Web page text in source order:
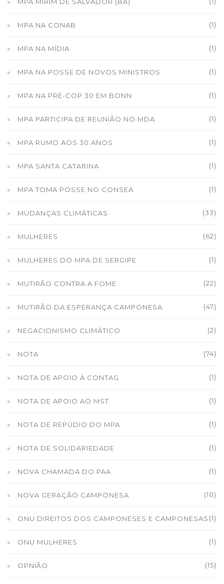
MPA NA CONAB (1)
MPA NA MÍDIA (1)
MPA NA POSSE DE NOVOS MINISTROS (1)
MPA NA PRÉ-COP 30 EM BONN (1)
MPA PARTICIPA DE REUNIÃO NO MDA (1)
MPA RUMO AOS 30 ANOS (1)
MPA SANTA CATARINA (1)
MPA TOMA POSSE NO CONSEA (1)
MUDANÇAS CLIMÁTICAS (33)
MULHERES (62)
MULHERES DO MPA DE SERGIPE (1)
MUTIRÃO CONTRA A FOME (22)
MUTIRÃO DA ESPERANÇA CAMPONESA (47)
NEGACIONISMO CLIMÁTICO (2)
NOTA (74)
NOTA DE APOIO À CONTAG (1)
NOTA DE APOIO AO MST (1)
NOTA DE REPÚDIO DO MPA (1)
NOTA DE SOLIDARIEDADE (1)
NOVA CHAMADA DO PAA (1)
NOVA GERAÇÃO CAMPONESA (10)
ONU DIREITOS DOS CAMPONESES E CAMPONESAS (1)
ONU MULHERES (1)
OPNIÃO (15)